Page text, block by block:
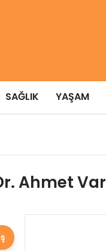
SAĞLIK YAŞAM
Ahmet Var